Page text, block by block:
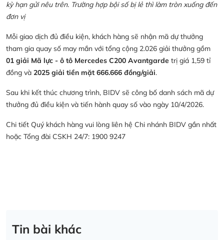
kỳ hạn gửi nêu trên. Trường hợp bội số bị lẻ thì làm tròn xuống đến
đơn vị
Mỗi giao dịch đủ điều kiện, khách hàng sẽ nhận mã dự thưởng
tham gia quay số may mắn với tổng cộng 2.026 giải thưởng gồm
01 giải Mã lực - ô tô Mercedes C200 Avantgarde trị giá 1,59 tỉ
đồng và 2025 giải tiền mặt 666.666 đồng/giải.
Sau khi kết thúc chương trình, BIDV sẽ công bố danh sách mã dự
thưởng đủ điều kiện và tiến hành quay số vào ngày 10/4/2026.
Chi tiết Quý khách hàng vui lòng liên hệ Chi nhánh BIDV gần nhất
hoặc Tổng đài CSKH 24/7: 1900 9247
Tin bài khác